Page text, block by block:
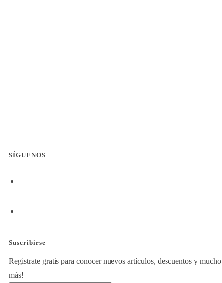
SÍGUENOS
Suscribirse
Registrate gratis para conocer nuevos artículos, descuentos y mucho
más!